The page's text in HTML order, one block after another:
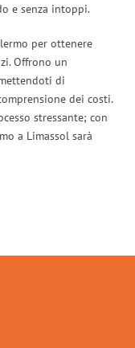
e senza intoppi.
per ottenere
Offrono un
di
dei costi.
stressante; con
a Limassol sarà